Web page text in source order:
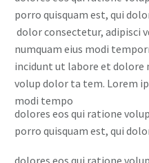
porro quisquam est, qui
dolor consectetur, adipisci
numquam eius modi
incidunt ut labore et dolore
volup dolor ta tem. Lorem
modi tempo
dolores eos qui ratione
porro quisquam est, qui
dolores eos qui ratione